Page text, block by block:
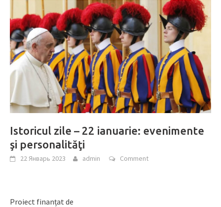
Istoricul zile – 22 ianuarie: evenimente
şi personalităţi
22 Январь 2023 admin Comment
Proiect finanțat de